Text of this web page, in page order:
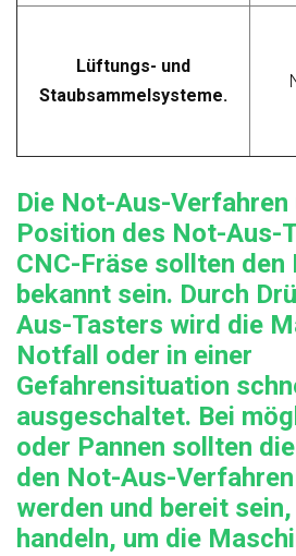
Lüftungs- und
Staubsammelsysteme.
Die Not-Aus-Verfahren
Position des Not-Aus-
CNC-Fräse sollten den
bekannt sein. Durch
Aus-Tasters wird die
Notfall oder in einer
Gefahrensituation
ausgeschaltet. Bei
oder Pannen sollten
den Not-Aus-
werden und bereit
handeln, um die